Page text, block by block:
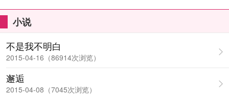
小说
不是我不明白
2015-04-16（86914次浏览）
邂逅
2015-04-08（7045次浏览）